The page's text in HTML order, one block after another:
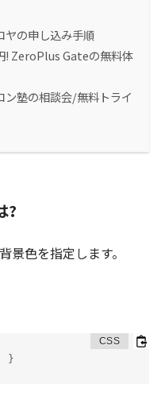
ヤの申し込み手順
! ZeroPlus Gateの無料体
ン塾の相談会/無料トライ
?
色を指定します。
}